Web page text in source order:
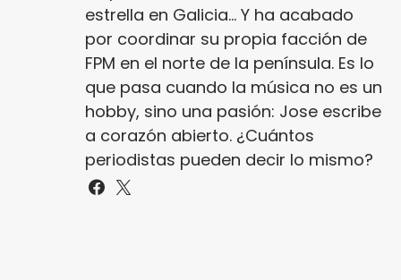
estrella en Galicia... Y ha acabado
por coordinar su propia facción de
FPM en el norte de la península. Es lo
que pasa cuando la música no es un
hobby, sino una pasión: Jose escribe
a corazón abierto. ¿Cuántos
periodistas pueden decir lo mismo?